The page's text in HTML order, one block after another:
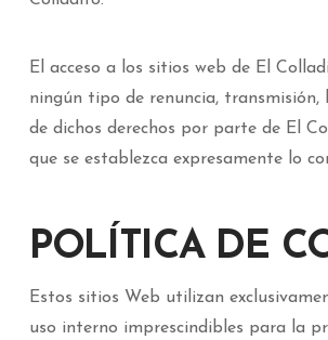
El acceso a los sitios web de El
ningún tipo de renuncia, transmisión,
de dichos derechos por parte de El
que se establezca expresamente lo
POLÍTICA DE
Estos sitios Web utilizan
uso interno imprescindibles para la